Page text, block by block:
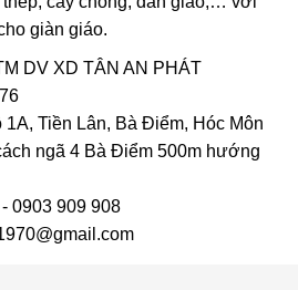
giàn giáo.
DV XD TÂN AN PHÁT
Tiền Lân, Bà Điểm, Hóc Môn
ngã 4 Bà Điểm 500m hướng
0903 909 908